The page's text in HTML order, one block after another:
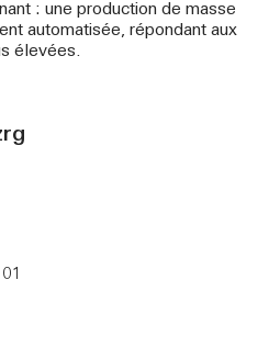
: une production de masse
automatisée, répondant aux
élevées.